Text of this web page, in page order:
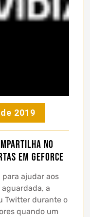
2019
no
em GeForce
para ajudar aos
a
Twitter durante o
quando um